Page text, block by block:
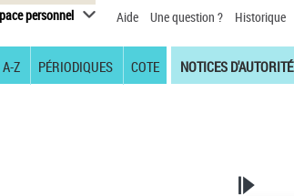
personnel Aide Une question ? Historique
Z PÉRIODIQUES COTE NOTICES D'AUTORITÉ